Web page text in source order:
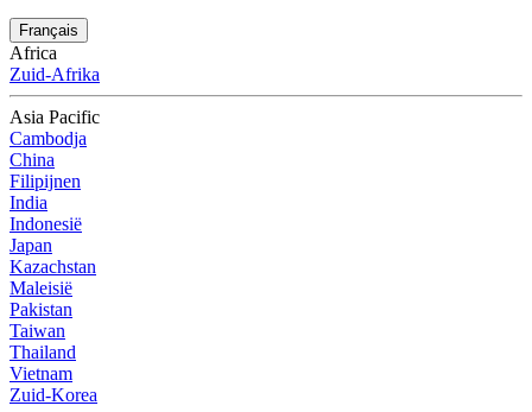
Français
Africa
Zuid-Afrika
Asia Pacific
Cambodja
China
Filipijnen
India
Indonesië
Japan
Kazachstan
Maleisië
Pakistan
Taiwan
Thailand
Vietnam
Zuid-Korea